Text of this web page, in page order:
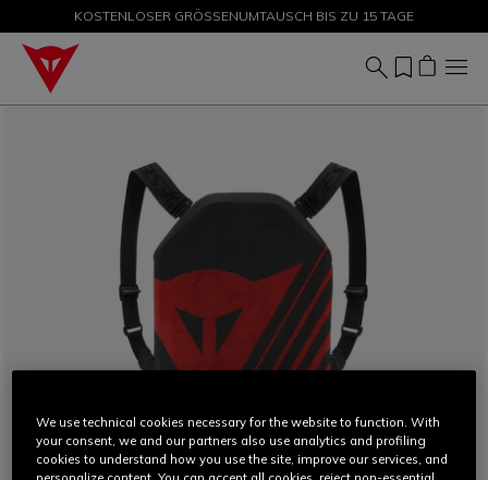
SALE BIS ZU -50 % – JETZT SHOPPEN
KOSTENLOSER GRÖSSENUMTAUSCH BIS ZU 15 TAGE
We use technical cookies necessary for the website to function. With
your consent, we and our partners also use analytics and profiling
cookies to understand how you use the site, improve our services, and